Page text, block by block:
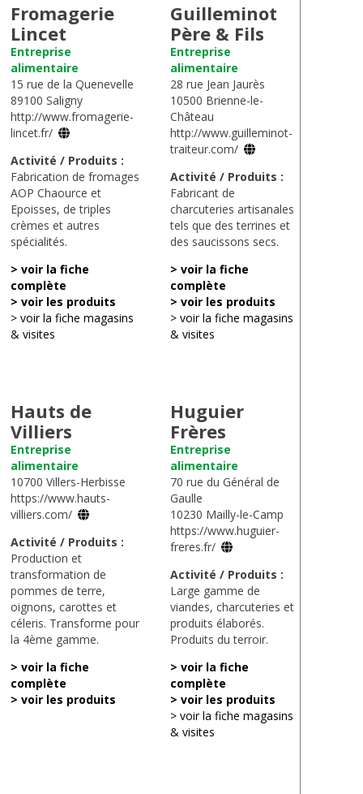
Fromagerie
Lincet
Entreprise
alimentaire
15 rue de la Quenevelle
89100 Saligny
http://www.fromagerie-
lincet.fr/
Activité / Produits :
Fabrication de fromages
AOP Chaource et
Epoisses, de triples
crèmes et autres
spécialités.
> voir la fiche
complète
> voir les produits
> voir la fiche magasins
& visites
Guilleminot
Père & Fils
Entreprise
alimentaire
28 rue Jean Jaurès
10500 Brienne-le-
Château
http://www.guilleminot-
traiteur.com/
Activité / Produits :
Fabricant de
charcuteries artisanales
tels que des terrines et
des saucissons secs.
> voir la fiche
complète
> voir les produits
> voir la fiche magasins
& visites
Hauts de
Villiers
Entreprise
alimentaire
10700 Villers-Herbisse
https://www.hauts-
villiers.com/
Activité / Produits :
Production et
transformation de
pommes de terre,
oignons, carottes et
céleris. Transforme pour
la 4ème gamme.
> voir la fiche
complète
> voir les produits
Huguier
Frères
Entreprise
alimentaire
70 rue du Général de
Gaulle
10230 Mailly-le-Camp
https://www.huguier-
freres.fr/
Activité / Produits :
Large gamme de
viandes, charcuteries et
produits élaborés.
Produits du terroir.
> voir la fiche
complète
> voir les produits
> voir la fiche magasins
& visites